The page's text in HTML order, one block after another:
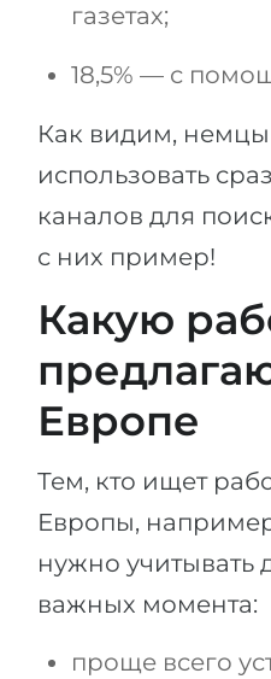
газетах;
18,5% — с
Как видим,
использовать
каналов для
с них пример!
Какую
Европе
Тем, кто ищет
Европы,
нужно учитывать
важных момента:
проще всего